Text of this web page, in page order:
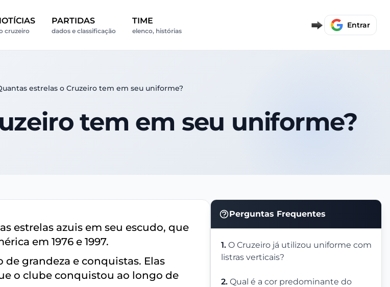
cruzeiro
PARTIDAS
dados e classificação
TIME
elenco, histórias
Entrar
estrelas o Cruzeiro tem em seu uniforme?
tem em seu uniforme?
Perguntas Frequentes
1. O Cruzeiro já utilizou uniforme com
listras verticais?
2. Qual é a cor predominante do
estrelas azuis em seu escudo, que
em 1976 e 1997.
grandeza e conquistas. Elas
o clube conquistou ao longo de